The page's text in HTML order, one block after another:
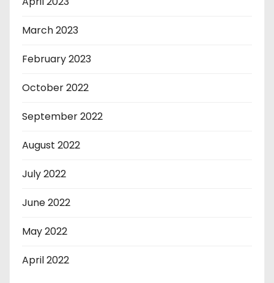
March 2023
February 2023
October 2022
September 2022
August 2022
July 2022
June 2022
May 2022
April 2022